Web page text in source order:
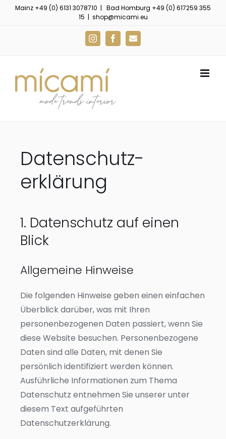
ZumMainz +49 (0) 6131 3078710 | Bad Homburg +49 (0) 617259 355
15 | shop@micami.eu
InstagramFacebook
E-
Datenschutz­
erklärung
1. Datenschutz auf einen
Blick
Allgemeine Hinweise
Die folgenden Hinweise geben einen einfachen
Überblick darüber, was mit Ihren
personenbezogenen Daten passiert, wenn Sie
diese Website besuchen. Personenbezogene
Daten sind alle Daten, mit denen Sie
persönlich identifiziert werden können.
Ausführliche Informationen zum Thema
Datenschutz entnehmen Sie unserer unter
diesem Text aufgeführten
Datenschutzerklärung.